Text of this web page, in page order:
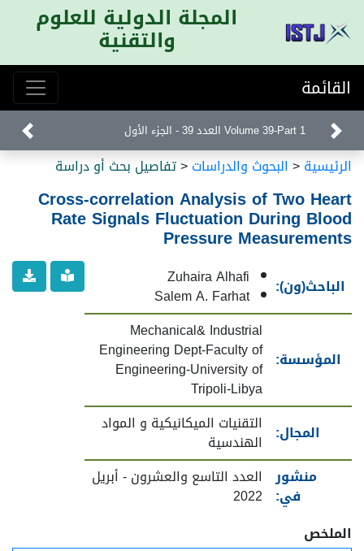
المجلة الدولية للعلوم
والتقنية
القائمة
Volume 39-Part 1 العدد 39 - الجزء الأول
الرئيسية< البحوث والدراسات<تفاصيل بحث أو دراسة
Cross-correlation Analysis of Two Heart
Rate Signals Fluctuation During Blood
Pressure Measurements
الباحث(ون): Zuhaira Alhafi
Salem A. Farhat
المؤسسة:
Mechanical& Industrial
Engineering Dept-Faculty of
Engineering-University of
Tripoli-Libya
المجال:
التقنيات الميكانيكية و المواد
الهندسية
منشور
في:
العدد التاسع والعشرون - أبريل
2022
الملخص